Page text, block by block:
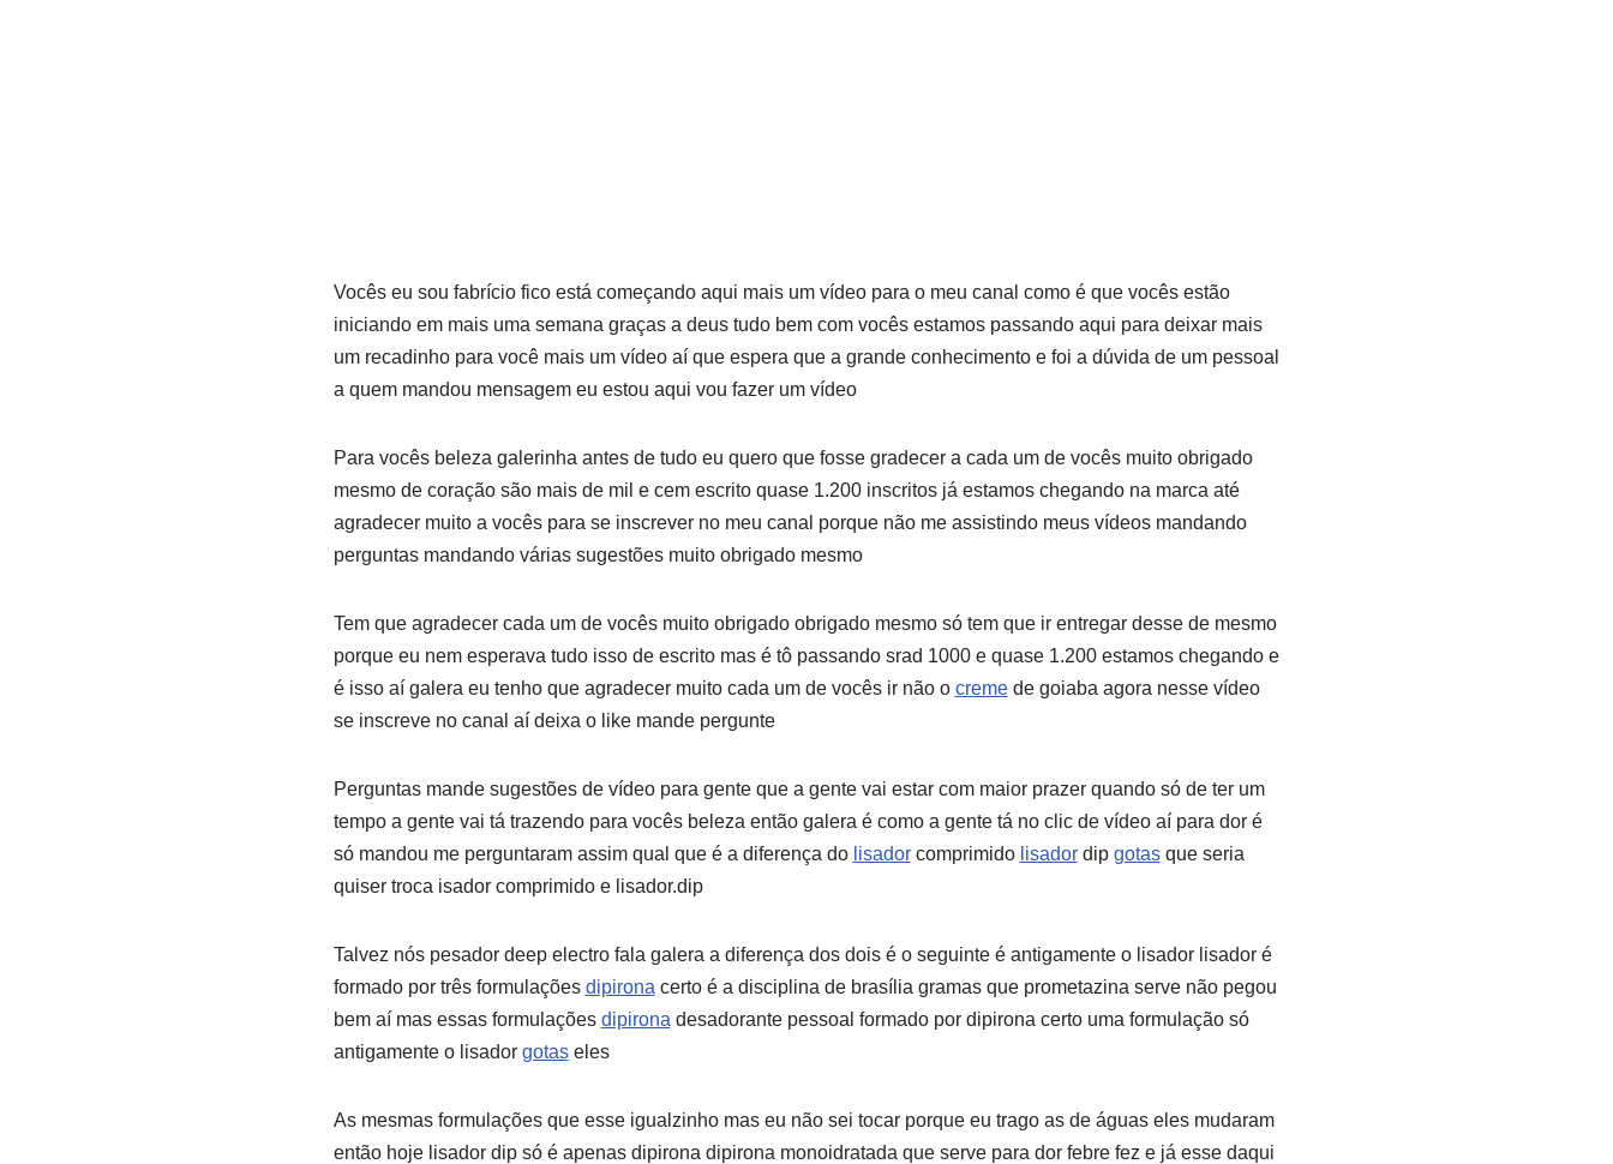
Vocês eu sou fabrício fico está começando aqui mais um vídeo para o meu canal como é que vocês estão
iniciando em mais uma semana graças a deus tudo bem com vocês estamos passando aqui para deixar mais
um recadinho para você mais um vídeo aí que espera que a grande conhecimento e foi a dúvida de um pessoal
a quem mandou mensagem eu estou aqui vou fazer um vídeo
Para vocês beleza galerinha antes de tudo eu quero que fosse gradecer a cada um de vocês muito obrigado
mesmo de coração são mais de mil e cem escrito quase 1.200 inscritos já estamos chegando na marca até
agradecer muito a vocês para se inscrever no meu canal porque não me assistindo meus vídeos mandando
perguntas mandando várias sugestões muito obrigado mesmo
Tem que agradecer cada um de vocês muito obrigado obrigado mesmo só tem que ir entregar desse de mesmo
porque eu nem esperava tudo isso de escrito mas é tô passando srad 1000 e quase 1.200 estamos chegando e
é isso aí galera eu tenho que agradecer muito cada um de vocês ir não o cremede goiaba agora nesse vídeo
se inscreve no canal aí deixa o like mande pergunte
Perguntas mande sugestões de vídeo para gente que a gente vai estar com maior prazer quando só de ter um
tempo a gente vai tá trazendo para vocês beleza então galera é como a gente tá no clic de vídeo aí para dor é
só mandou me perguntaram assim qual que é a diferença do lisadorcomprimido lisadordip gotasque seria
quiser troca isador comprimido e lisador.dip
Talvez nós pesador deep electro fala galera a diferença dos dois é o seguinte é antigamente o lisador lisador é
formado por três formulações dipirona certo é a disciplina de brasília gramas que prometazina serve não pegou
bem aí mas essas formulações dipirona desadorante pessoal formado por dipirona certo uma formulação só
antigamente o lisador gotaseles
As mesmas formulações que esse igualzinho mas eu não sei tocar porque eu trago as de águas eles mudaram
então hoje lisador dip só é apenas dipirona dipirona monoidratada que serve para dor febre fez e já esse daqui